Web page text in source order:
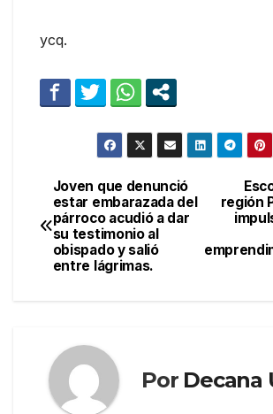
ycq.
Navegación
de
entradas
región
Joven que denunció
estar embarazada del
párroco acudió a dar
su testimonio al
obispado y salió
entre lágrimas.
Por Decana